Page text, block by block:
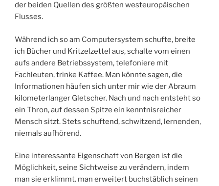
der beiden Quellen des größten westeuropäischen
Flusses.
Während ich so am Computersystem schufte, breite
ich Bücher und Kritzelzettel aus, schalte vom einen
aufs andere Betriebssystem, telefoniere mit
Fachleuten, trinke Kaffee. Man könnte sagen, die
Informationen häufen sich unter mir wie der Abraum
kilometerlanger Gletscher. Nach und nach entsteht so
ein Thron, auf dessen Spitze ein kenntnisreicher
Mensch sitzt. Stets schuftend, schwitzend, lernenden,
niemals aufhörend.
Eine interessante Eigenschaft von Bergen ist die
Möglichkeit, seine Sichtweise zu verändern, indem
man sie erklimmt. man erweitert buchstäblich seinen